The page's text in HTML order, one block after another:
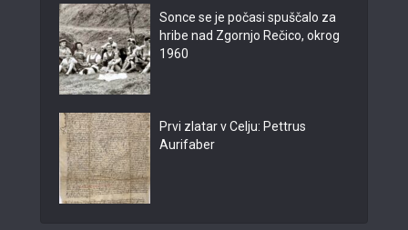
Sonce se je počasi spuščalo za
hribe nad Zgornjo Rečico, okrog
1960
Prvi zlatar v Celju: Pettrus
Aurifaber